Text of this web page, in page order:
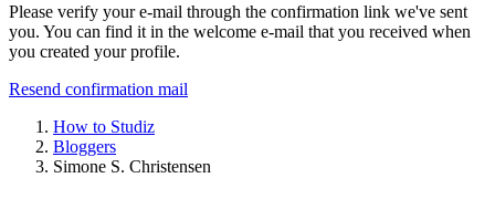
Please verify your e-mail through the confirmation link we've sent
you. You can find it in the welcome e-mail that you received when
you created your profile.
Resend confirmation mail
How to Studiz
Bloggers
Simone S. Christensen